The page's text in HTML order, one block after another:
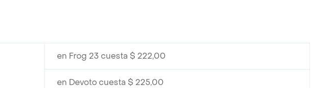
en Frog 23 cuesta $ 222,00
en Devoto cuesta $ 225,00